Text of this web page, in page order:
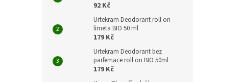
92 Kč
Urtekram Deodorant roll on
limeta BIO 50 ml
179 Kč
Urtekram Deodorant bez
parfemace roll on BIO 50ml
179 Kč